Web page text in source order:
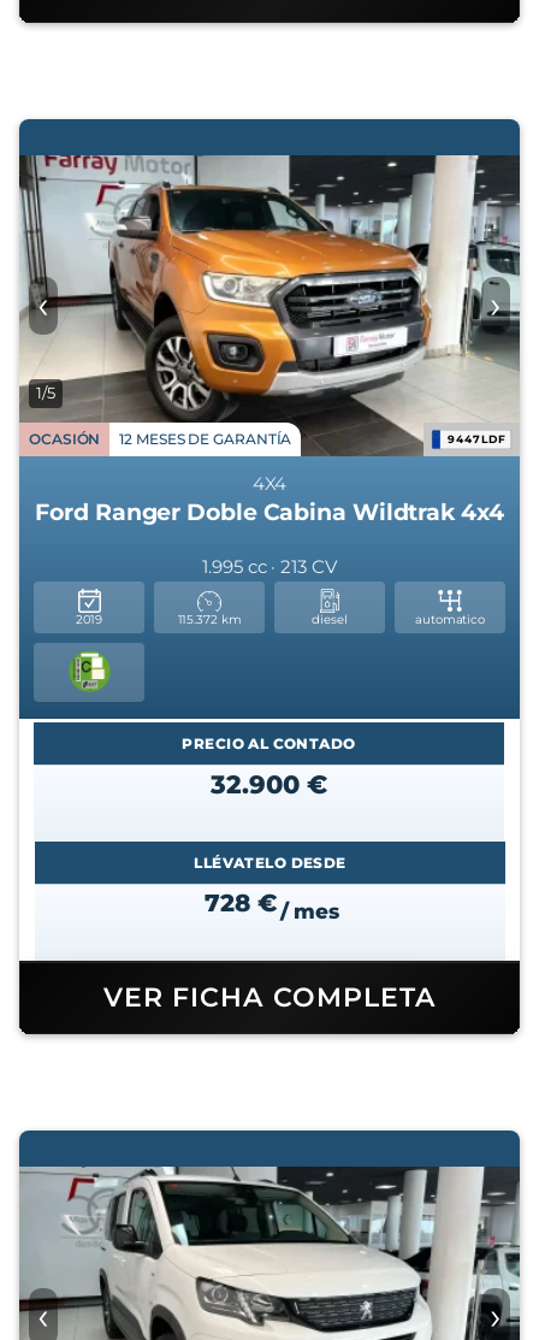
‹ ›
1/5
OCASIÓN 12 MESES DE GARANTÍA 9447LDF
4X4
Ford Ranger Doble Cabina Wildtrak 4x4
1.995 cc · 213 CV
2019 115.372 km diesel automatico
PRECIO AL CONTADO
32.900 €
LLÉVATELO DESDE
728 €/ mes
VER FICHA COMPLETA
‹ ›